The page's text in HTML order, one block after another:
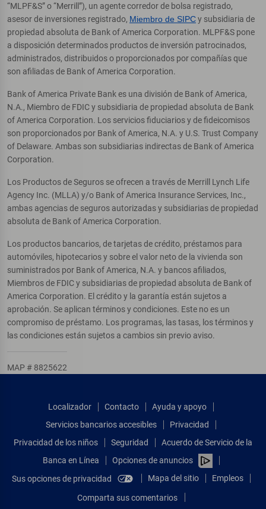
“MLPF&S” o “Merrill”), un agente corredor de bolsa registrado,
asesor de inversiones registrado, Miembro de SIPCy subsidiaria de
propiedad absoluta de Bank of America Corporation. MLPF&S pone
a disposición determinados productos de inversión patrocinados,
administrados, distribuidos o proporcionados por compañías que
son afiliadas de Bank of America Corporation.
Bank of America Private Bank es una división de Bank of America,
N.A., Miembro de FDIC y subsidiaria de propiedad absoluta de Bank
of America Corporation. Los servicios fiduciarios y de fideicomisos
son proporcionados por Bank of America, N.A. y U.S. Trust Company
of Delaware. Ambas son subsidiarias indirectas de Bank of America
Corporation.
Los Productos de Seguros se ofrecen a través de Merrill Lynch Life
Agency Inc. (MLLA) y/o Bank of America Insurance Services, Inc.,
ambas agencias de seguros autorizadas y subsidiarias de propiedad
absoluta de Bank of America Corporation.
Los productos bancarios, de tarjetas de crédito, préstamos para
automóviles, hipotecarios y sobre el valor neto de la vivienda son
suministrados por Bank of America, N.A. y bancos afiliados,
Miembros de FDIC y subsidiarias de propiedad absoluta de Bank of
America Corporation. El crédito y la garantía están sujetos a
aprobación. Se aplican términos y condiciones. Este no es un
compromiso de préstamo. Los programas, las tasas, los términos y
las condiciones están sujetos a cambios sin previo aviso.
MAP # 8825622
Localizador Contacto
Ayuda y apoyo
Servicios bancarios accesibles
Privacidad
Privacidad de los niños
Seguridad
Acuerdo de Servicio de la
Banca en Línea
Opciones de anuncios
Sus opciones de privacidad
Mapa del sitio Empleos
Comparta sus comentarios